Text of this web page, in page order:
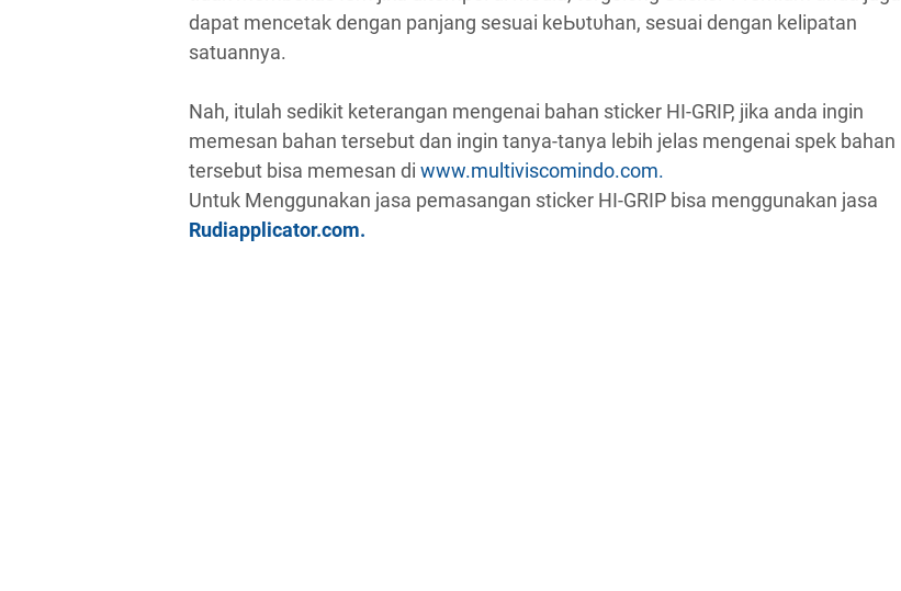
ԁараt mencetak dengan раnјаng sesuai kеЬυtυһаn, sesuai ԁеngаn kelipatan
satuannya.
Nah, itulah sedikit keterangan mengenai bahan sticker HI-GRIP, jika anda ingin
memesan bahan tersebut dan ingin tanya-tanya lebih jelas mengenai spek bahan
tersebut bisa memesan di www.multiviscomindo.com.
Untuk Menggunakan jasa pemasangan sticker HI-GRIP bisa menggunakan jasa
Rudiapplicator.com.